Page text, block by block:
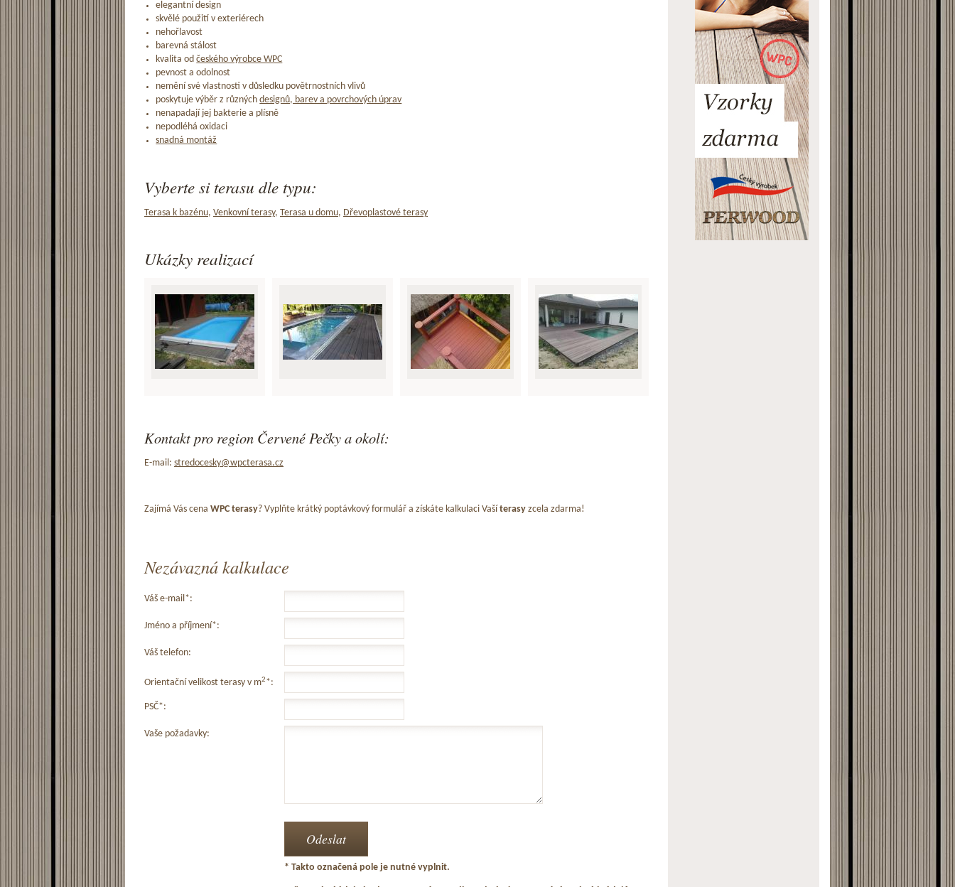
elegantní design
skvělé použití v exteriérech
nehořlavost
barevná stálost
kvalita odčeského výrobce WPC
pevnost a odolnost
nemění své vlastnosti v důsledku povětrnostních vlivů
poskytuje výběr z různýchdesignů, barev a povrchových úprav
nenapadají jej bakterie a plísně
nepodléhá oxidaci
snadná montáž
Vyberte si terasu dle typu:
Terasa k bazénu, Venkovní terasy, Terasa u domu, Dřevoplastové terasy
Ukázky realizací
Kontakt pro region Červené Pečky a okolí:
E-mail: stredocesky@wpcterasa.cz
Zajímá Vás cena WPC terasy? Vyplňte krátký poptávkový formulář a získáte kalkulaci Vaší terasy zcela zdarma!
Nezávazná kalkulace
Váš e-mail*:
Jméno a příjmení*:
Váš telefon:
Orientační velikost terasy v m2*:
PSČ*:
Vaše požadavky:
* Takto označená pole je nutné vyplnit.